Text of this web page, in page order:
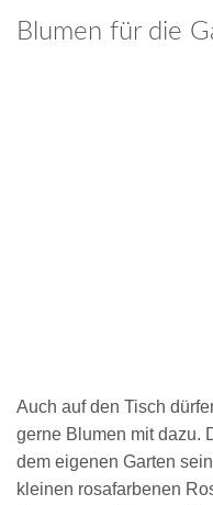
Blumen für die
Auch auf den Tisch
gerne Blumen mit dazu.
dem eigenen Garten
kleinen rosafarbenen